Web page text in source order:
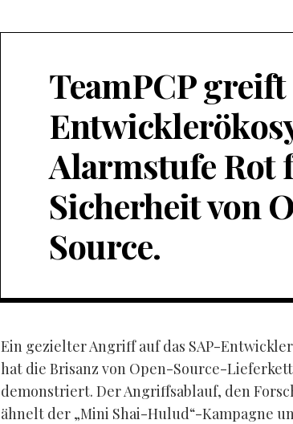
TeamPCP greift
Alarmstufe Rot
Sicherheit von
Source.
Ein gezielter Angriff auf das SAP-
hat die Brisanz von Open-Source-
demonstriert. Der Angriffsablauf, den
ähnelt der „Mini Shai-Hulud“-Kampagne